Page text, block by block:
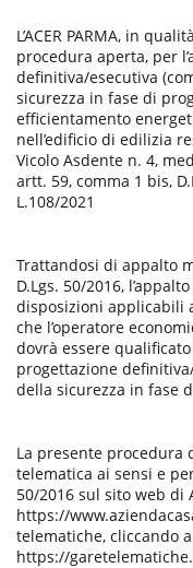
L’ACER PARMA, in
procedura aperta, per
definitiva/esecutiva
sicurezza in fase di
efficientamento
nell’edificio di edilizia
Vicolo Asdente n. 4,
artt. 59, comma 1 bis,
L.108/2021
Trattandosi di appalto
D.Lgs. 50/2016,
disposizioni applicabili
che l’operatore
dovrà essere
progettazione
della sicurezza in fase
La presente procedura
telematica ai sensi e
50/2016 sul sito web di
https://
telematiche, cliccando
https://